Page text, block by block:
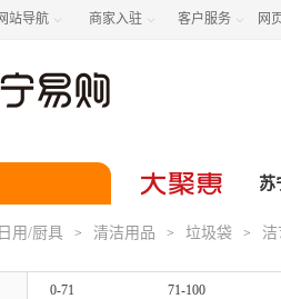
站导航  商家入驻  客户服务  网
苏
用/厨具 > 清洁用品 > 垃圾袋 > 洁
0-71 71-100